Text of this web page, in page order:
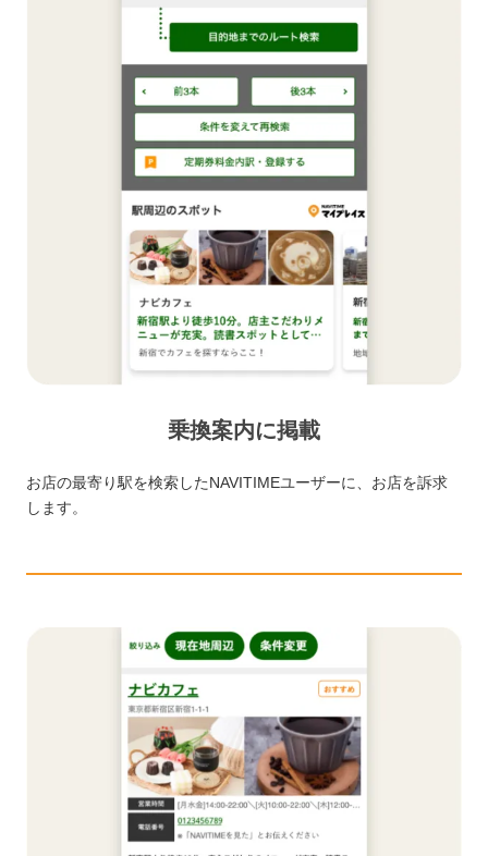
乗換案内に掲載
お店の最寄り駅を検索したNAVITIMEユーザーに、お店を訴求
します。